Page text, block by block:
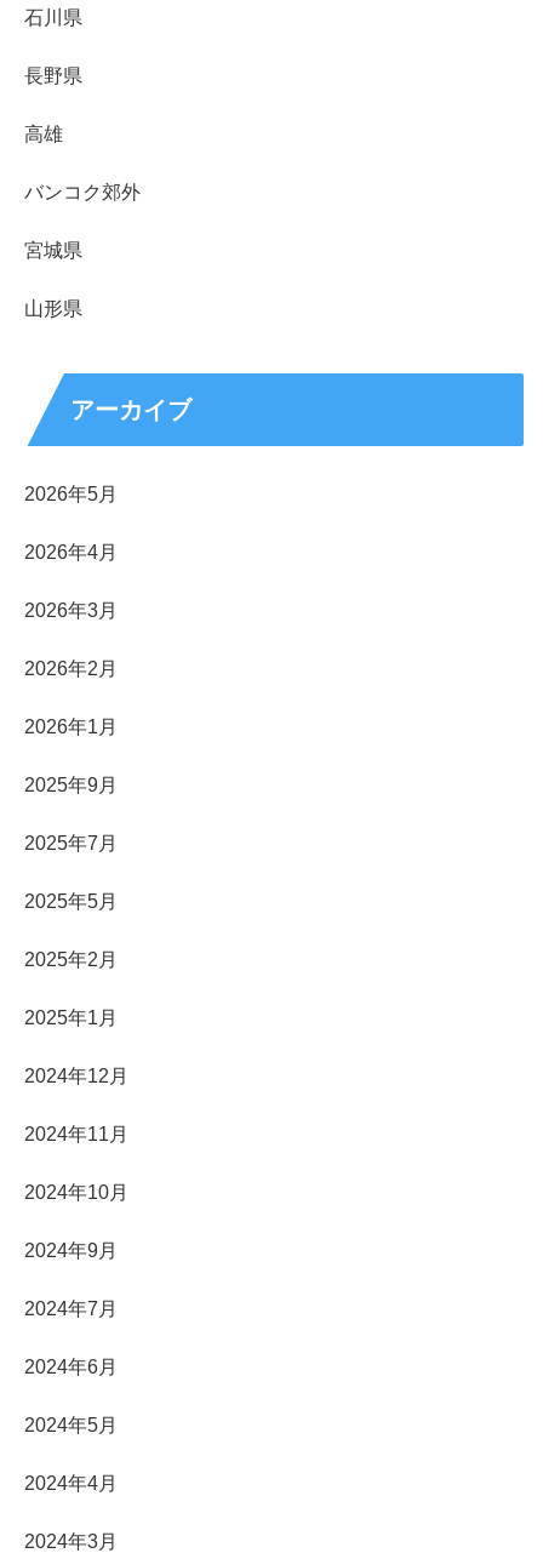
石川県
長野県
高雄
バンコク郊外
宮城県
山形県
アーカイブ
2026年5月
2026年4月
2026年3月
2026年2月
2026年1月
2025年9月
2025年7月
2025年5月
2025年2月
2025年1月
2024年12月
2024年11月
2024年10月
2024年9月
2024年7月
2024年6月
2024年5月
2024年4月
2024年3月